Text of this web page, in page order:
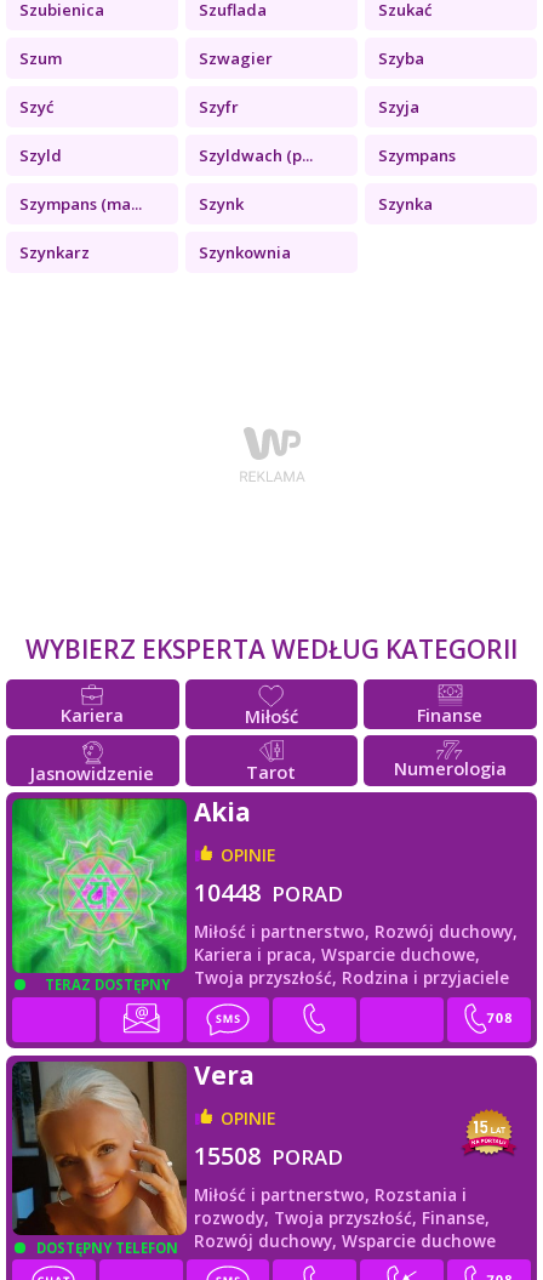
Szubienica Szuflada Szukać
Szum Szwagier Szyba
Szyć Szyfr Szyja
Szyld Szyldwach (p... Szympans
Szympans (ma... Szynk Szynka
Szynkarz Szynkownia
WYBIERZ EKSPERTA WEDŁUG KATEGORII
Kariera Miłość Finanse
Jasnowidzenie Tarot Numerologia
TERAZ DOSTĘPNY
Akia
OPINIE
10448 PORAD
Miłość i partnerstwo, Rozwój duchowy,
Kariera i praca, Wsparcie duchowe,
Twoja przyszłość, Rodzina i przyjaciele
DOSTĘPNY TELEFON
Vera
OPINIE
15508 PORAD
Miłość i partnerstwo, Rozstania i
rozwody, Twoja przyszłość, Finanse,
Rozwój duchowy, Wsparcie duchowe